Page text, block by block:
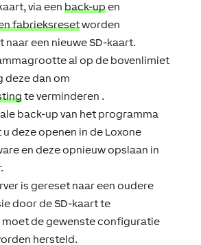
via een back-upen
fabrieksresetworden
een nieuwe SD-kaart.
al op de bovenlimiet
deze dan om
te verminderen .
back-up van het programma
deze openen in de Loxone
en deze opnieuw opslaan in
is gereset naar een oudere
door de SD-kaart te
de gewenste configuratie
hersteld.